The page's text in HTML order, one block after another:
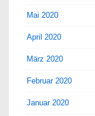
Mai 2020
April 2020
März 2020
Februar 2020
Januar 2020